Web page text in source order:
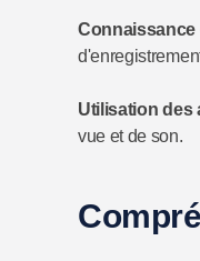
Connaissance
Utilisation des
vue et de son.